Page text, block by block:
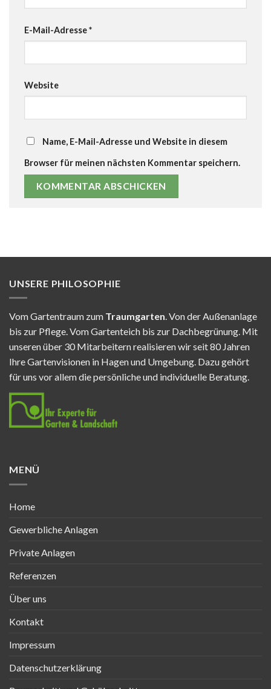
E-Mail-Adresse*
Website
Name, E-Mail-Adresse und Website in diesem
Browser für meinen nächsten Kommentar speichern.
UNSERE PHILOSOPHIE
Vom Gartentraum zum Traumgarten. Von der Außenanlage
bis zur Pflege. Vom Gartenteich bis zur Dachbegrünung. Mit
unseren über 30 Mitarbeitern realisieren wir seit 80 Jahren
Ihre Gartenvisionen in Hagen und Umgebung. Dazu gehört
für uns vor allem die persönliche und individuelle Beratung.
MENÜ
Home
Gewerbliche Anlagen
Private Anlagen
Referenzen
Über uns
Kontakt
Impressum
Datenschutzerklärung